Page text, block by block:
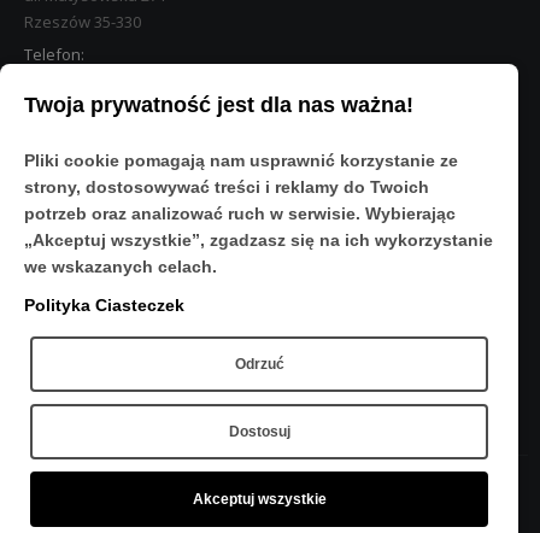
Rzeszów 35-330
Telefon:
STREFA KLIENTA
Moje konto
O Nas
Polityka prywatności
Regulamin
FAQ
OBSERWUJ NAS
Copyright © 2020 - Sport-Res - Wszelkie prawa zastrzeżone.
Twoja prywatność jest dla nas ważna!
Pliki cookie pomagają nam usprawnić korzystanie ze
strony, dostosowywać treści i reklamy do Twoich
potrzeb oraz analizować ruch w serwisie. Wybierając
„Akceptuj wszystkie”, zgadzasz się na ich wykorzystanie
we wskazanych celach.
Polityka Ciasteczek
Odrzuć
Dostosuj
Akceptuj wszystkie